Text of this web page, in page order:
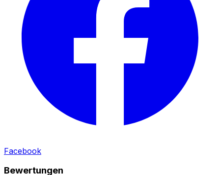
Facebook
Bewertungen